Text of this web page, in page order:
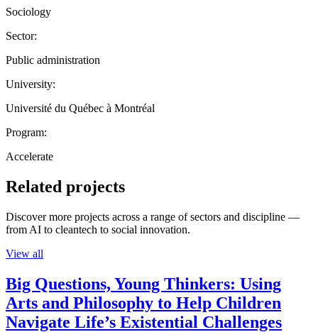
Sociology
Sector:
Public administration
University:
Université du Québec à Montréal
Program:
Accelerate
Related projects
Discover more projects across a range of sectors and discipline —
from AI to cleantech to social innovation.
View all
Big Questions, Young Thinkers: Using
Arts and Philosophy to Help Children
Navigate Life’s Existential Challenges